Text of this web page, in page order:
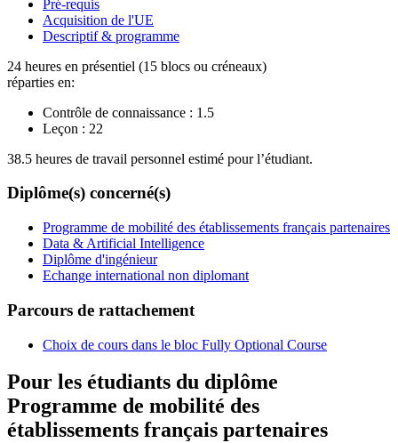
Pré-requis
Acquisition de l'UE
Descriptif & programme
24 heures en présentiel (15 blocs ou créneaux)
réparties en:
Contrôle de connaissance : 1.5
Leçon : 22
38.5 heures de travail personnel estimé pour l’étudiant.
Diplôme(s) concerné(s)
Programme de mobilité des établissements français partenaires
Data & Artificial Intelligence
Diplôme d'ingénieur
Echange international non diplomant
Parcours de rattachement
Choix de cours dans le bloc Fully Optional Course
Pour les étudiants du diplôme
Programme de mobilité des
établissements français partenaires